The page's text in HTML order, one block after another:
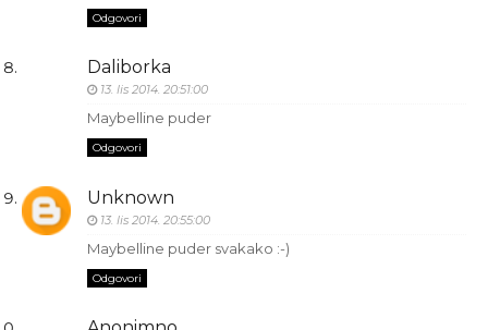
Odgovori
Daliborka
13. lis 2014. 20:51:00
Maybelline puder
Odgovori
Unknown
13. lis 2014. 20:55:00
Maybelline puder svakako :-)
Odgovori